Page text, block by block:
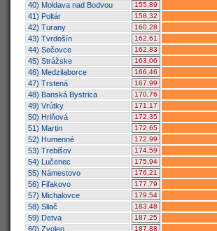
40) Moldava nad Bodvou 155,89
41) Poltár 158,32
42) Turany 160,28
43) Tvrdošín 162,61
44) Sečovce 162,83
45) Strážske 163,06
46) Medzilaborce 166,46
47) Trstená 167,99
48) Banská Bystrica 170,76
49) Vrútky 171,17
50) Hriňová 172,35
51) Martin 172,65
52) Humenné 172,99
53) Trebišov 174,59
54) Lučenec 175,94
55) Námestovo 176,21
56) Fiľakovo 177,79
57) Michalovce 179,54
58) Sliač 183,48
59) Detva 187,25
60) Zvolen 187,88